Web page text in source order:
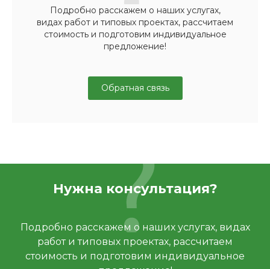
Подробно расскажем о наших услугах,
видах работ и типовых проектах, рассчитаем
стоимость и подготовим индивидуальное
предложение!
Обратная связь
Нужна консультация?
Подробно расскажем о наших услугах, видах
работ и типовых проектах, рассчитаем
стоимость и подготовим индивидуальное